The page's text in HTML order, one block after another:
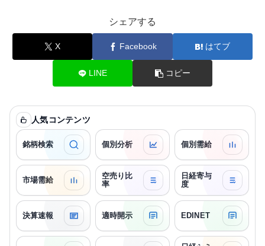
シェアする
X Facebook はてブ
LINE コピー
人気コンテンツ
銘柄検索 個別分析 個別需給
市場需給
空売り比
率
日経寄与
度
決算速報 適時開示 EDINET